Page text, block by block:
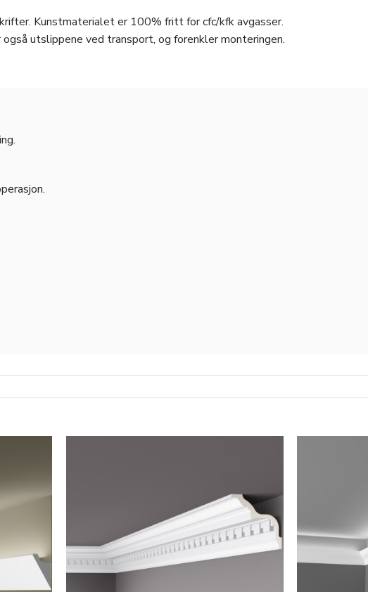
Kunstmaterialet er 100% fritt for cfc/kfk avgasser.
utslippene ved transport, og forenkler monteringen.
i
ønskeliste